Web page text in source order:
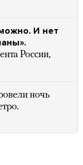
И нет
России,
ночь